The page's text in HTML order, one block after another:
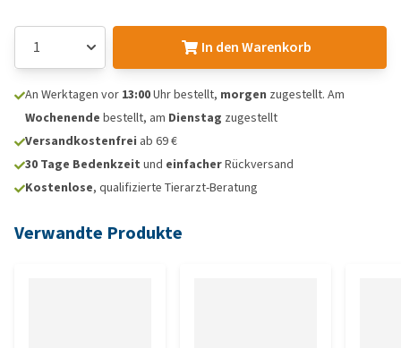
In den Warenkorb
An Werktagen vor 13:00Uhr bestellt, morgen zugestellt. Am
Wochenende bestellt, am Dienstag zugestellt
Versandkostenfrei ab 69 €
30 Tage Bedenkzeit und einfacherRückversand
Kostenlose, qualifizierte Tierarzt-Beratung
Verwandte Produkte